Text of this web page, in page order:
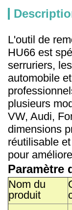
L'outil de
HU66 est
serruriers,
automobile
plusieurs
VW, Audi,
dimensions
réutilisable
pour
Paramètre
Nom du
produit